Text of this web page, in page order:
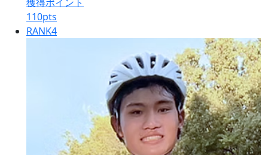
110pts
RANK4